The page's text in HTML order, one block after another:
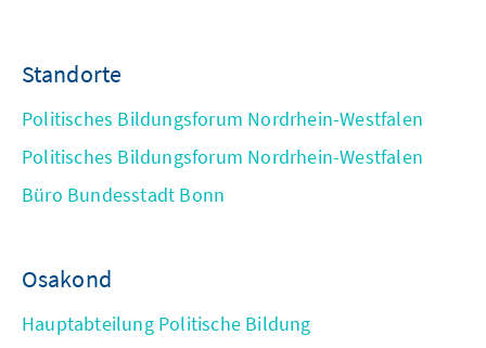
Standorte
Politisches Bildungsforum Nordrhein-Westfalen
Politisches Bildungsforum Nordrhein-Westfalen
Büro Bundesstadt Bonn
Osakond
Hauptabteilung Politische Bildung